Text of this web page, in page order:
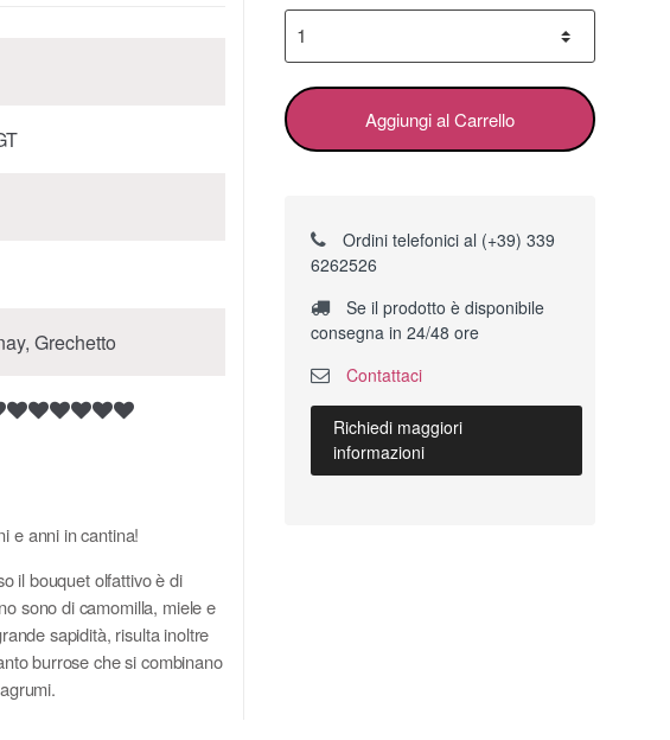
Grechetto
e anni in cantina!
il bouquet olfattivo è di
sono di camomilla, miele e
sapidità, risulta inoltre
burrose che si combinano
Aggiungi al Carrello
Ordini telefonici al (+39) 339
6262526
Se il prodotto è disponibile
consegna in 24/48 ore
Contattaci
Richiedi maggiori
informazioni